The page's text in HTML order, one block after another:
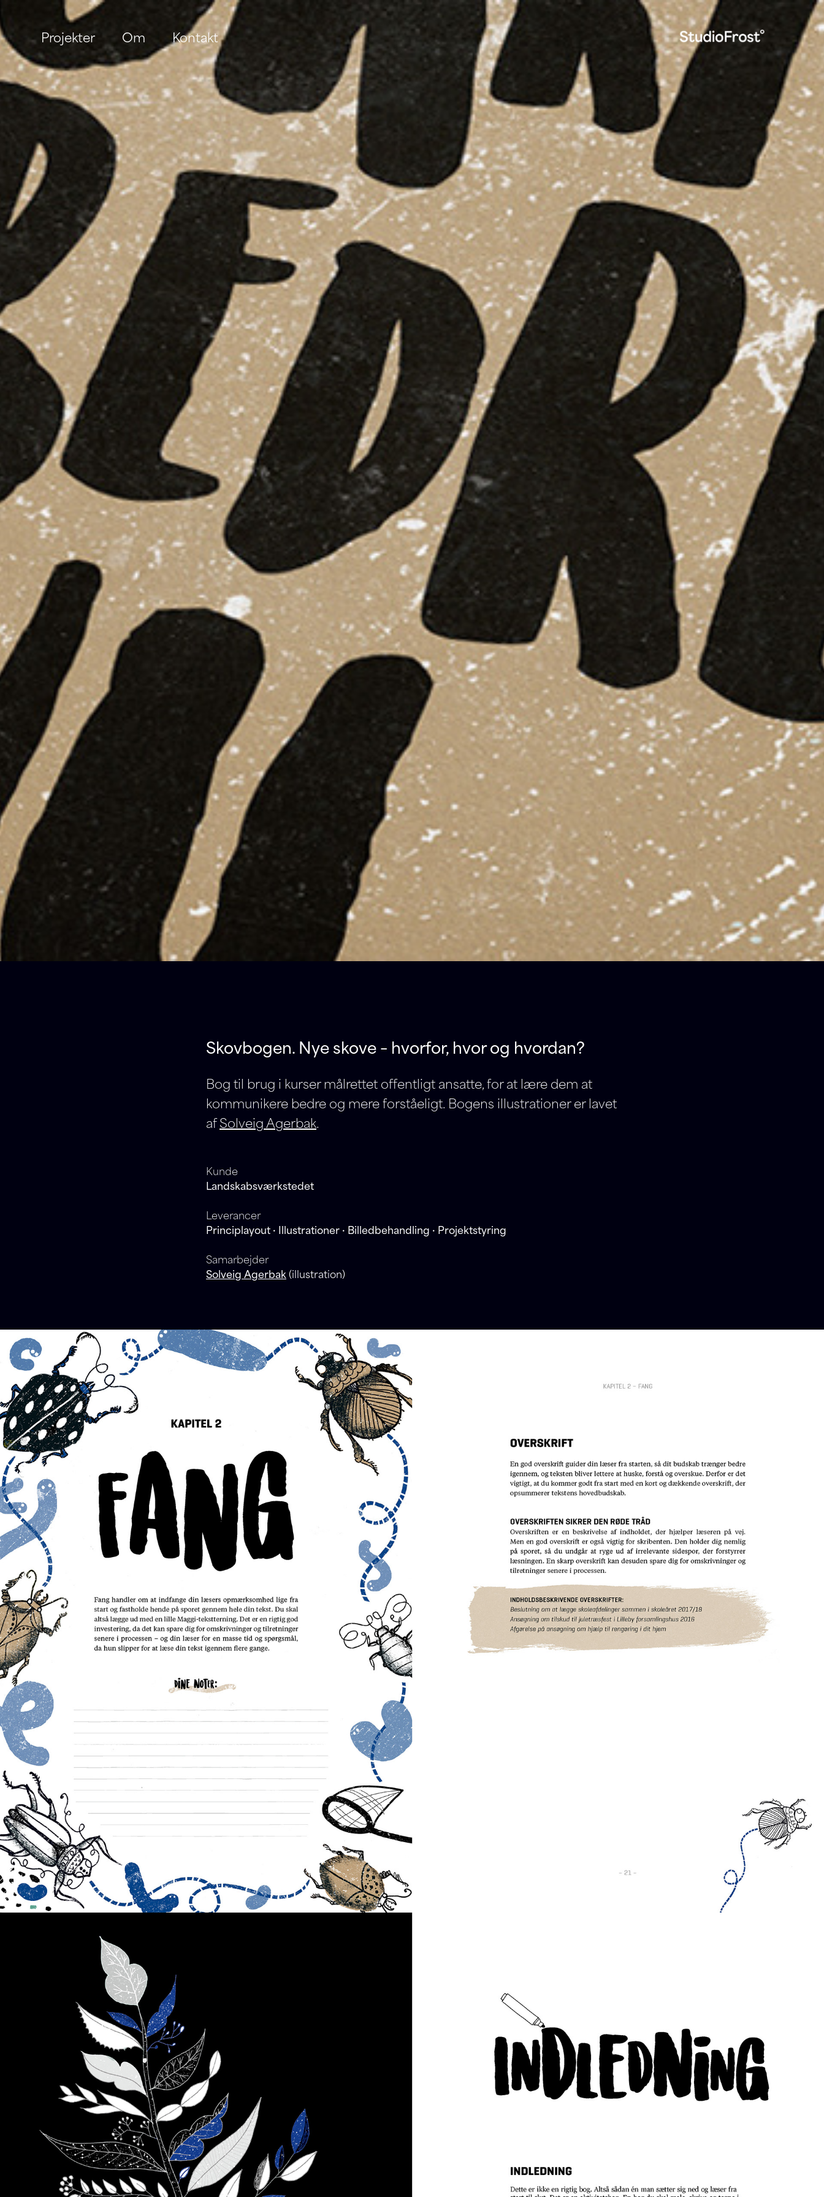
Projekter Om Kontakt
Skovbogen. Nye skove – hvorfor, hvor og hvordan?
Bog til brug i kurser målrettet offentligt ansatte, for at lære dem at
kommunikere bedre og mere forståeligt. Bogens illustrationer er lavet
afSolveig Agerbak.
Kunde
Landskabsværkstedet
Leverancer
Principlayout · Illustrationer · Billedbehandling · Projektstyring
Samarbejder
Solveig Agerbak(illustration)